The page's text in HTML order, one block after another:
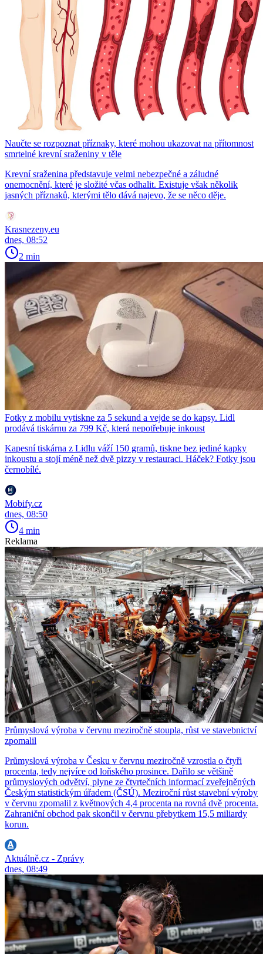
Naučte se rozpoznat příznaky, které mohou ukazovat na přítomnost
smrtelné krevní sraženiny v těle
Krevní sraženina představuje velmi nebezpečné a záludné
onemocnění, které je složité včas odhalit. Existuje však několik
jasných příznaků, kterými tělo dává najevo, že se něco děje.
Krasnezeny.eu
dnes, 08:52
2 min
Fotky z mobilu vytiskne za 5 sekund a vejde se do kapsy. Lidl
prodává tiskárnu za 799 Kč, která nepotřebuje inkoust
Kapesní tiskárna z Lidlu váží 150 gramů, tiskne bez jediné kapky
inkoustu a stojí méně než dvě pizzy v restauraci. Háček? Fotky jsou
černobílé.
Mobify.cz
dnes, 08:50
4 min
Reklama
Průmyslová výroba v červnu meziročně stoupla, růst ve stavebnictví
zpomalil
Průmyslová výroba v Česku v červnu meziročně vzrostla o čtyři
procenta, tedy nejvíce od loňského prosince. Dařilo se většině
průmyslových odvětví, plyne ze čtvrtečních informací zveřejněných
Českým statistickým úřadem (ČSÚ). Meziroční růst stavební výroby
v červnu zpomalil z květnových 4,4 procenta na rovná dvě procenta.
Zahraniční obchod pak skončil v červnu přebytkem 15,5 miliardy
korun.
Aktuálně.cz - Zprávy
dnes, 08:49